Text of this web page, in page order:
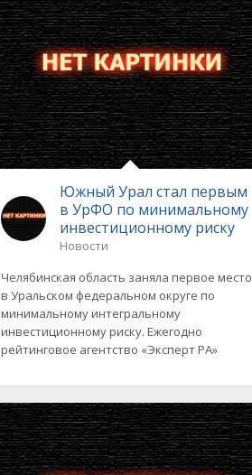
Южный Урал стал первым
в УрФО по минимальному
инвестиционному риску
Новости
Челябинская область заняла первое место
в Уральском федеральном округе по
минимальному интегральному
инвестиционному риску. Ежегодно
рейтинговое агентство «Эксперт РА»